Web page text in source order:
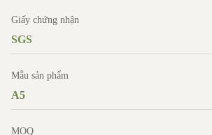
Giấy chứng nhận
SGS
Mẫu sản phẩm
A5
MOQ